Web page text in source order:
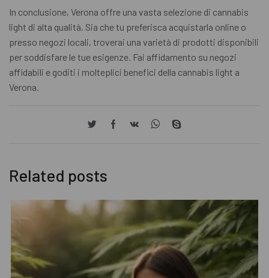
In conclusione, Verona offre una vasta selezione di cannabis
light di alta qualità. Sia che tu preferisca acquistarla online o
presso negozi locali, troverai una varietà di prodotti disponibili
per soddisfare le tue esigenze. Fai affidamento su negozi
affidabili e goditi i molteplici benefici della cannabis light a
Verona.
Related posts